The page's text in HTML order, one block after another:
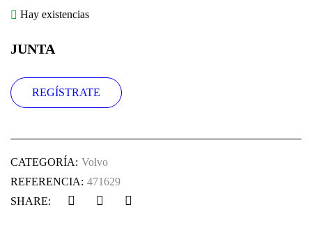
Hay existencias
JUNTA
REGÍSTRATE
CATEGORÍA: Volvo
REFERENCIA: 471629
SHARE: